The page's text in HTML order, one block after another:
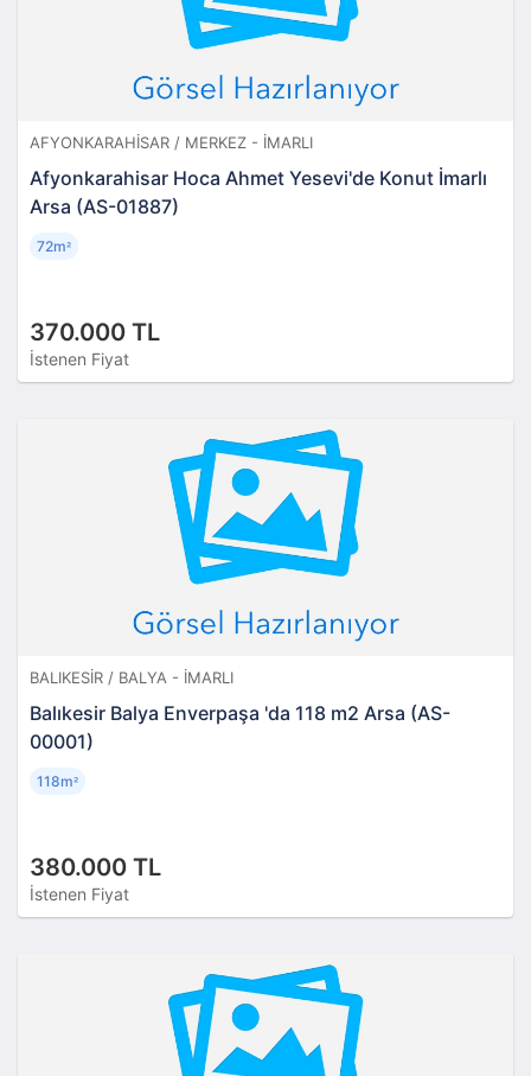
AFYONKARAHISAR / MERKEZ - İMARLI
Afyonkarahisar Hoca Ahmet Yesevi'de Konut İmarlı
Arsa (AS-01887)
370.000 TL
İstenen Fiyat
72m²
BALIKESIR / BALYA - İMARLI
Balıkesir Balya Enverpaşa 'da 118 m2 Arsa (AS-
00001)
380.000 TL
İstenen Fiyat
118m²